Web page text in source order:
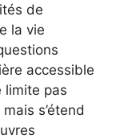
de
la vie
accessible
limite pas
s’étend